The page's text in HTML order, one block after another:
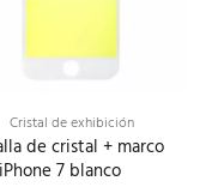
Cristal de exhibición
de cristal + marco
7 blanco